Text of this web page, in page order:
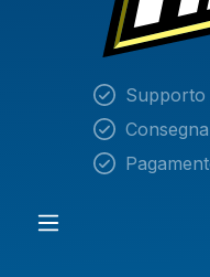
Supporto